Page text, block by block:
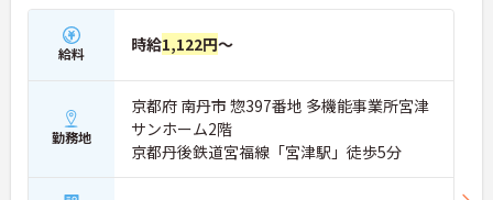
給料 時給1,122円～
勤務地
京都府 南丹市 惣397番地 多機能事業所宮津
サンホーム2階
京都丹後鉄道宮福線「宮津駅」徒歩5分